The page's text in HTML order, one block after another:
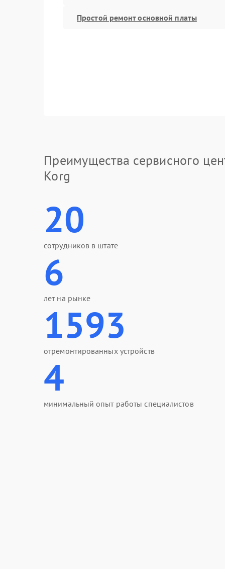
Простой ремонт основной платы
Преимущества сервисного
Korg
20
сотрудников в штате
6
лет на рынке
1593
отремонтированных устройств
4
минимальный опыт работы специалистов